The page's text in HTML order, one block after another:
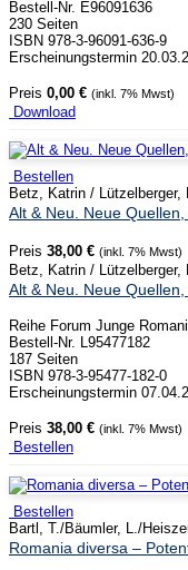
Bestell-Nr. E96091636
230 Seiten
ISBN 978-3-96091-636-9
Erscheinungstermin
Preis 0,00 € (inkl. 7% Mwst)
Download
Bestellen
Betz, Katrin / Lützelberger,
Alt & Neu. Neue
Preis 38,00 € (inkl. 7% Mwst)
Betz, Katrin / Lützelberger,
Alt & Neu. Neue
Reihe Forum Junge
Bestell-Nr. L95477182
187 Seiten
ISBN 978-3-95477-182-0
Erscheinungstermin
Preis 38,00 € (inkl. 7% Mwst)
Bestellen
Bestellen
Bartl, T./Bäumler, L./
Romania diversa –